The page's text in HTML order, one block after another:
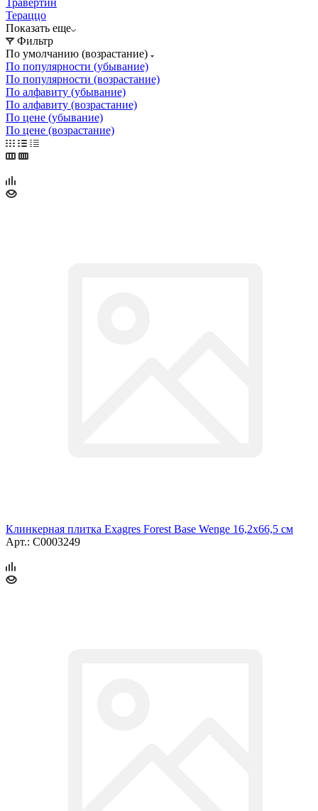
Тераццо
Показать еще
Фильтр
По умолчанию (возрастание)
По популярности (убывание)
По популярности (возрастание)
По алфавиту (убывание)
По алфавиту (возрастание)
По цене (убывание)
По цене (возрастание)
Клинкерная плитка Exagres Forest Base Wenge 16,2x66,5 см
Арт.: С0003249